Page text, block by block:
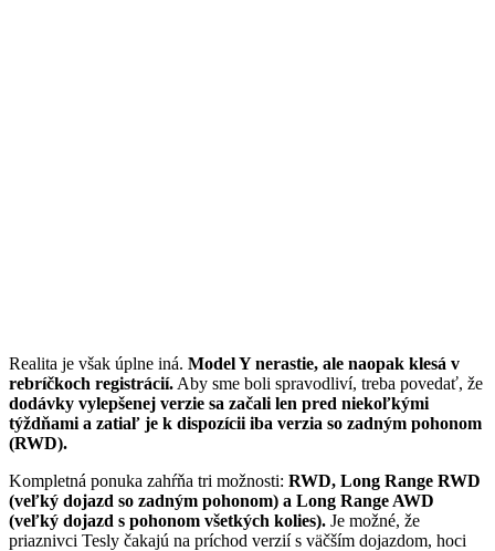
Realita je však úplne iná. Model Y nerastie, ale naopak klesá v
rebríčkoch registrácií. Aby sme boli spravodliví, treba povedať, že
dodávky vylepšenej verzie sa začali len pred niekoľkými
týždňami a zatiaľ je k dispozícii iba verzia so zadným pohonom
(RWD).
Kompletná ponuka zahŕňa tri možnosti: RWD, Long Range RWD
(veľký dojazd so zadným pohonom) a Long Range AWD
(veľký dojazd s pohonom všetkých kolies). Je možné, že
priaznivci Tesly čakajú na príchod verzií s väčším dojazdom, hoci